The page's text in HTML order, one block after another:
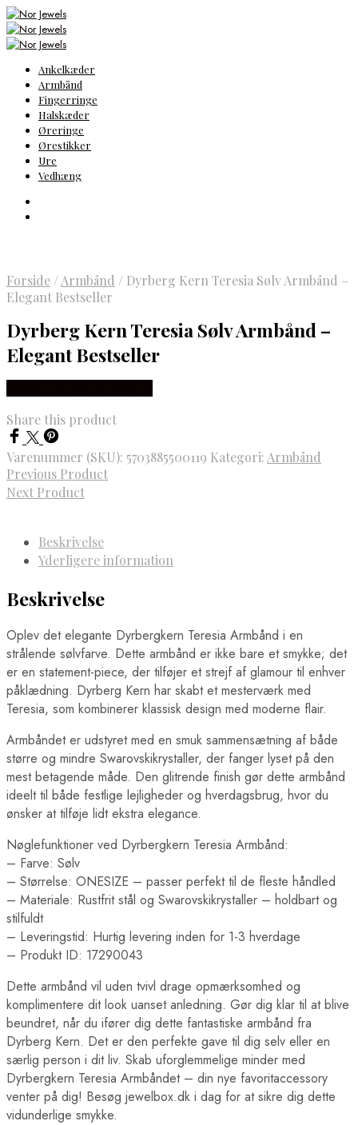
Ankelkæder
Armbånd
Fingerringe
Halskæder
Øreringe
Ørestikker
Ure
Vedhæng
Forside / Armbånd / Dyrberg Kern Teresia Sølv Armbånd –
Elegant Bestseller
Dyrberg Kern Teresia Sølv Armbånd –
Elegant Bestseller
Share this product
Varenummer (SKU): 5703885500119 Kategori:Armbånd
Previous Product
Next Product
Beskrivelse
Yderligere information
Beskrivelse
Oplev det elegante Dyrbergkern Teresia Armbånd i en
strålende sølvfarve. Dette armbånd er ikke bare et smykke; det
er en statement-piece, der tilføjer et strejf af glamour til enhver
påklædning. Dyrberg Kern har skabt et mesterværk med
Teresia, som kombinerer klassisk design med moderne flair.
Armbåndet er udstyret med en smuk sammensætning af både
større og mindre Swarovskikrystaller, der fanger lyset på den
mest betagende måde. Den glitrende finish gør dette armbånd
ideelt til både festlige lejligheder og hverdagsbrug, hvor du
ønsker at tilføje lidt ekstra elegance.
Nøglefunktioner ved Dyrbergkern Teresia Armbånd:
– Farve: Sølv
– Størrelse: ONESIZE – passer perfekt til de fleste håndled
– Materiale: Rustfrit stål og Swarovskikrystaller – holdbart og
stilfuldt
– Leveringstid: Hurtig levering inden for 1-3 hverdage
– Produkt ID: 17290043
Dette armbånd vil uden tvivl drage opmærksomhed og
komplimentere dit look uanset anledning. Gør dig klar til at blive
beundret, når du ifører dig dette fantastiske armbånd fra
Dyrberg Kern. Det er den perfekte gave til dig selv eller en
særlig person i dit liv. Skab uforglemmelige minder med
Dyrbergkern Teresia Armbåndet – din nye favoritaccessory
venter på dig! Besøg jewelbox.dk i dag for at sikre dig dette
vidunderlige smykke.